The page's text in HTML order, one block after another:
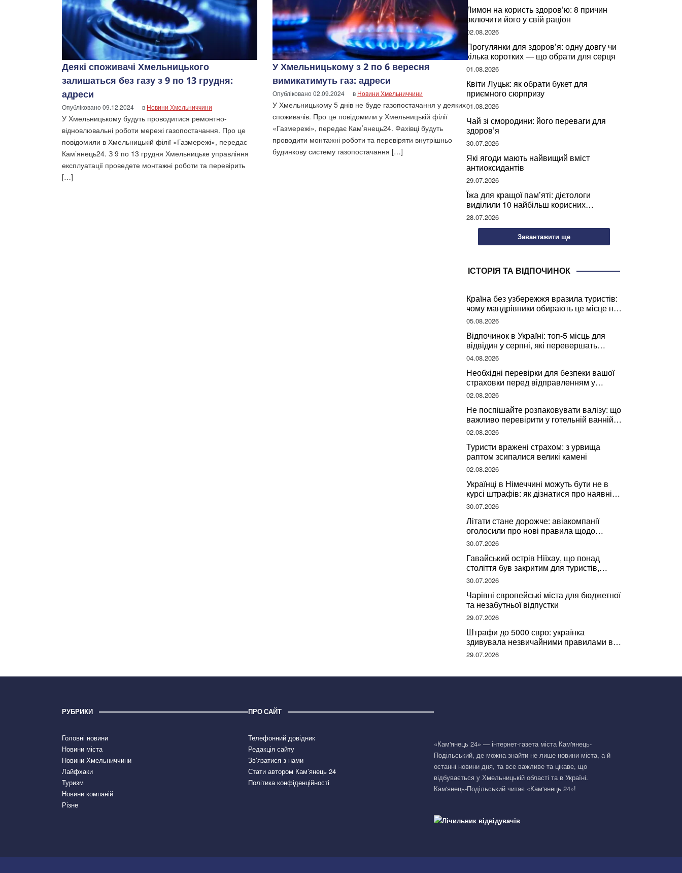
Деякі споживачі Хмельницького
залишаться без газу з 9 по 13 грудня:
адреси
Опубліковано09.12.2024 в Новини Хмельниччини
У Хмельницькому будуть проводитися ремонтно-
відновлювальні роботи мережі газопостачання. Про це
повідомили в Хмельницькій філії «Газмережі», передає
Кам’янець24. З 9 по 13 грудня Хмельницьке управління
експлуатації проведете монтажні роботи та перевірить
[…]
У Хмельницькому з 2 по 6 вересня
вимикатимуть газ: адреси
Опубліковано02.09.2024 в Новини Хмельниччини
У Хмельницькому 5 днів не буде газопостачання у деяких
споживачів. Про це повідомили у Хмельницькій філії
«Газмережі», передає Кам’янець24. Фахівці будуть
проводити монтажні роботи та перевіряти внутрішньо
будинкову систему газопостачання […]
Лимон на користь здоров’ю: 8 причин
включити його у свій раціон
02.08.2026
Прогулянки для здоров’я: одну довгу чи
кілька коротких — що обрати для серця
01.08.2026
Квіти Луцьк: як обрати букет для
приємного сюрпризу
01.08.2026
Чай зі смородини: його переваги для
здоров’я
30.07.2026
Які ягоди мають найвищий вміст
антиоксидантів
29.07.2026
Їжа для кращої пам’яті: дієтологи
виділили 10 найбільш корисних
продуктів
28.07.2026
Завантажити ще
ІСТОРІЯ ТА ВІДПОЧИНОК
Країна без узбережжя вразила туристів:
чому мандрівники обирають це місце на
відпочинок
05.08.2026
Відпочинок в Україні: топ-5 місць для
відвідин у серпні, які перевершать
закордонні враження
04.08.2026
Необхідні перевірки для безпеки вашої
страховки перед відправленням у
подорож
02.08.2026
Не поспішайте розпаковувати валізу: що
важливо перевірити у готельній ванній
за словами досвідченої мандрівниці
02.08.2026
Туристи вражені страхом: з урвища
раптом зсипалися великі камені
02.08.2026
Українці в Німеччині можуть бути не в
курсі штрафів: як дізнатися про наявні
борги
30.07.2026
Літати стане дорожче: авіакомпанії
оголосили про нові правила щодо
вибору місць
30.07.2026
Гавайський острів Ніїхау, що понад
століття був закритим для туристів,
починає приймати перших відвідувачів
30.07.2026
Чарівні європейські міста для бюджетної
та незабутньої відпустки
29.07.2026
Штрафи до 5000 євро: українка
здивувала незвичайними правилами в
Німеччині та поділилася правдою
29.07.2026
РУБРИКИ
Головні новини
Новини міста
Новини Хмельниччини
Лайфхаки
Туризм
Новини компаній
Різне
ПРО САЙТ
Телефонний довідник
Редакція сайту
Зв’язатися з нами
Стати автором Кам’янець 24
Політика конфіденційності
«Кам'янець 24» — інтернет-газета міста Кам'янець-
Подільський, де можна знайти не лише новини міста, а й
останні новини дня, та все важливе та цікаве, що
відбувається у Хмельницькій області та в Україні.
Кам'янець-Подільський читає «Кам'янець 24»!